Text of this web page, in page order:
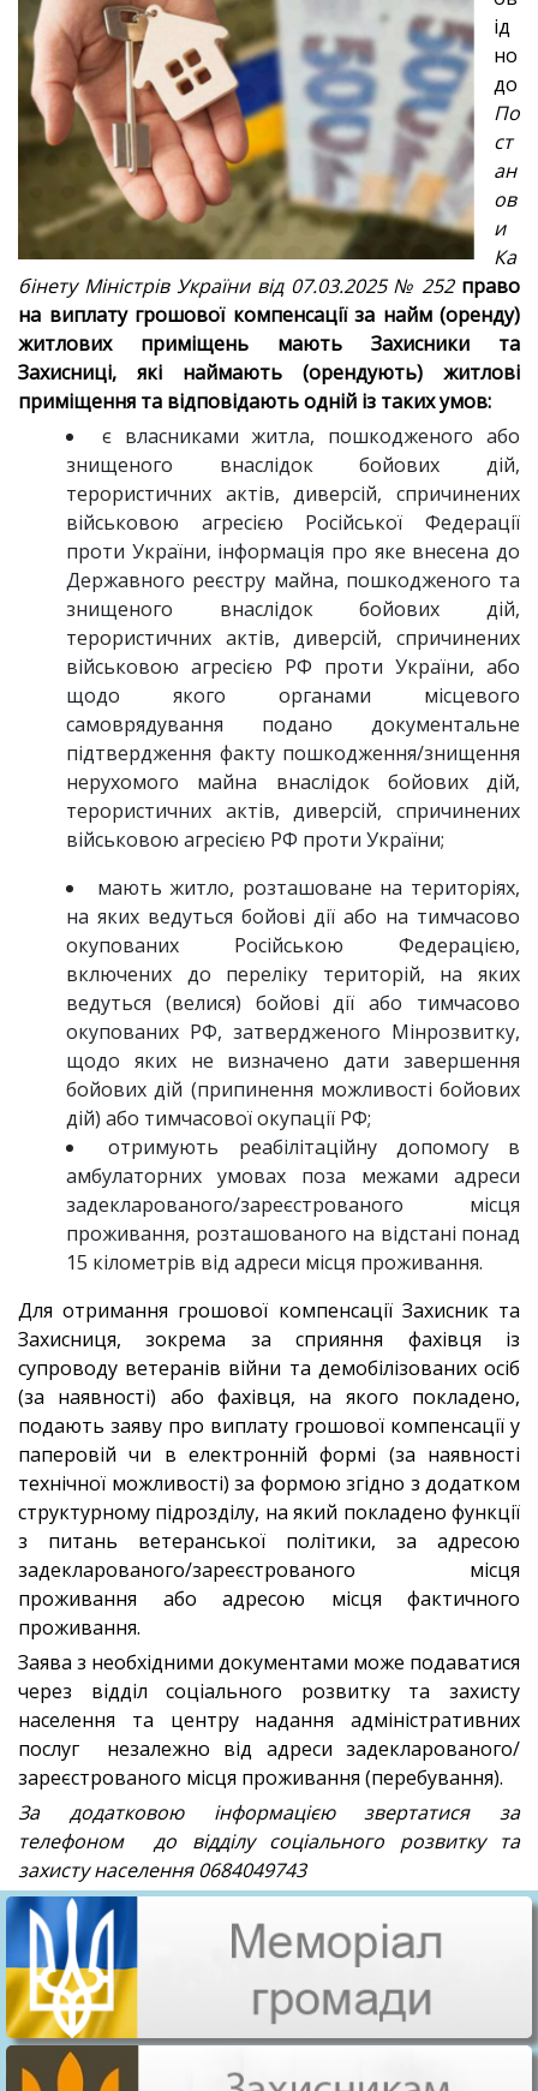
ід
но
до
По
ст
ан
ов
и
Ка
бінету Міністрів України від 07.03.2025 № 252 право
на виплату грошової компенсації за найм (оренду)
житлових приміщень мають Захисники та
Захисниці, які наймають (орендують) житлові
приміщення та відповідають одній із таких умов:
є власниками житла, пошкодженого або
знищеного внаслідок бойових дій,
терористичних актів, диверсій, спричинених
військовою агресією Російської Федерації
проти України, інформація про яке внесена до
Державного реєстру майна, пошкодженого та
знищеного внаслідок бойових дій,
терористичних актів, диверсій, спричинених
військовою агресією РФ проти України, або
щодо якого органами місцевого
самоврядування подано документальне
підтвердження факту пошкодження/знищення
нерухомого майна внаслідок бойових дій,
терористичних актів, диверсій, спричинених
військовою агресією РФ проти України;
мають житло, розташоване на територіях,
на яких ведуться бойові дії або на тимчасово
окупованих Російською Федерацією,
включених до переліку територій, на яких
ведуться (велися) бойові дії або тимчасово
окупованих РФ, затвердженого Мінрозвитку,
щодо яких не визначено дати завершення
бойових дій (припинення можливості бойових
дій) або тимчасової окупації РФ;
отримують реабілітаційну допомогу в
амбулаторних умовах поза межами адреси
задекларованого/зареєстрованого місця
проживання, розташованого на відстані понад
15 кілометрів від адреси місця проживання.
Для отримання грошової компенсації Захисник та
Захисниця, зокрема за сприяння фахівця із
супроводу ветеранів війни та демобілізованих осіб
(за наявності) або фахівця, на якого покладено,
подають заяву про виплату грошової компенсації у
паперовій чи в електронній формі (за наявності
технічної можливості) за формою згідно з додатком
структурному підрозділу, на який покладено функції
з питань ветеранської політики, за адресою
задекларованого/зареєстрованого місця
проживання або адресою місця фактичного
проживання.
Заява з необхідними документами може подаватися
через відділ соціального розвитку та захисту
населення та центру надання адміністративних
послуг незалежно від адреси задекларованого/
зареєстрованого місця проживання (перебування).
За додатковою інформацією звертатися за
телефоном до відділу соціального розвитку та
захисту населення 0684049743